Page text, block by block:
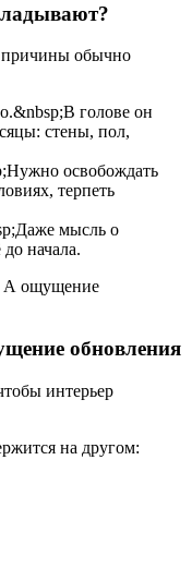
причины обычно
голове он
стены, пол,
освобождать
терпеть
мысль о
начала.
А ощущение
обновления
интерьер
на другом: